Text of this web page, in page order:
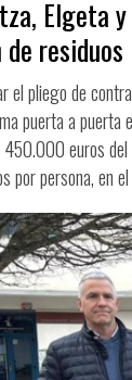
Elgeta
residuos
el pliego de
puerta a puerta
euros del
por persona, en